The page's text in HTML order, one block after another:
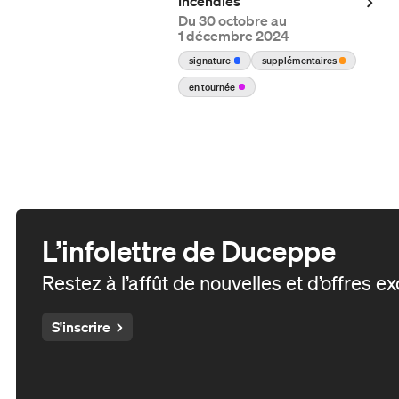
Productions en tournée
Équipe et C.A.
Reconnaissance territoriale
Du30 octobre au
1 décembre 2024
signature
supplémentaires
en tournée
L’infolettre de Duceppe
Restez à l’affût de nouvelles et d’offres
S'inscrire